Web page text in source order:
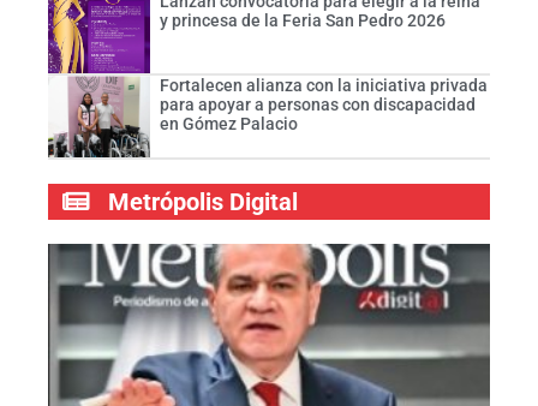
y princesa de la Feria San Pedro 2026
Fortalecen alianza con la iniciativa privada
para apoyar a personas con discapacidad
en Gómez Palacio
Metrópolis Digital